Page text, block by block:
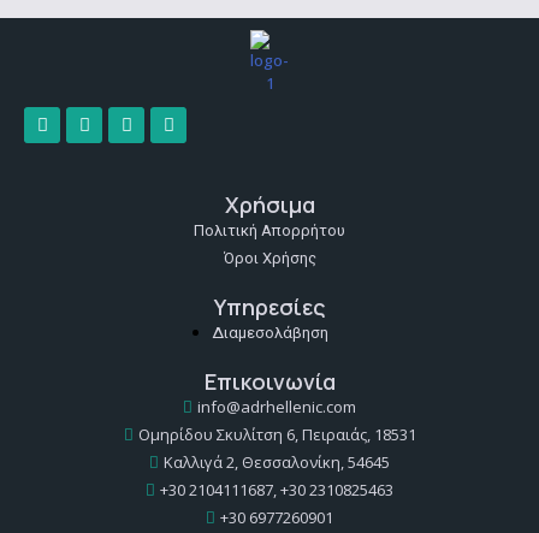
Χρήσιμα
Πολιτική Απορρήτου
Όροι Χρήσης
Υπηρεσίες
Διαμεσολάβηση
Επικοινωνία
info@adrhellenic.com
Ομηρίδου Σκυλίτση 6, Πειραιάς, 18531
Καλλιγά 2, Θεσσαλονίκη, 54645
+30 2104111687, +30 2310825463
+30 6977260901